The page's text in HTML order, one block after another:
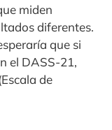
miden
diferentes.
que si
el DASS-21,
de